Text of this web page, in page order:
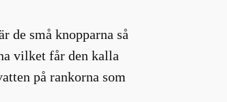
de små knopparna så
vilket får den kalla
på rankorna som